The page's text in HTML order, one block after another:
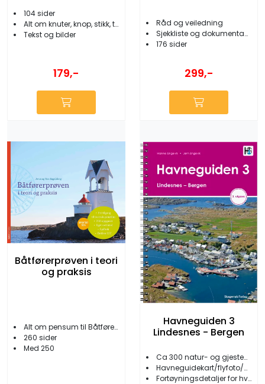
104 sider
Alt om knuter, knop, stikk, takling, spleis
Tekst og bilder
179,-
Råd og veiledning
Sjekkliste og dokumentasjon
176 sider
299,-
Båtførerprøven i teori
og praksis
Alt om pensum til Båtførerprøven
260 sider
Med 250
Havneguiden 3
Lindesnes - Bergen
Ca 300 natur- og gjestehavner
Havneguidekart/flyfoto/nøkkelinformasjon
Fortøyningsdetaljer for hver havn